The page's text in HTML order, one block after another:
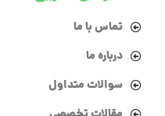
تماس با ما
درباره ما
سوالات متداول